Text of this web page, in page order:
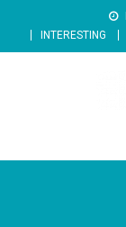
content
INTERESTING